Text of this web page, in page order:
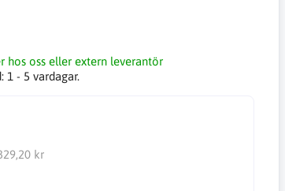
hos oss eller extern leverantör
1 - 5 vardagar.
kr